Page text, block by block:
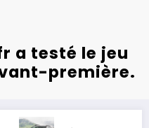
a testé le jeu
première.